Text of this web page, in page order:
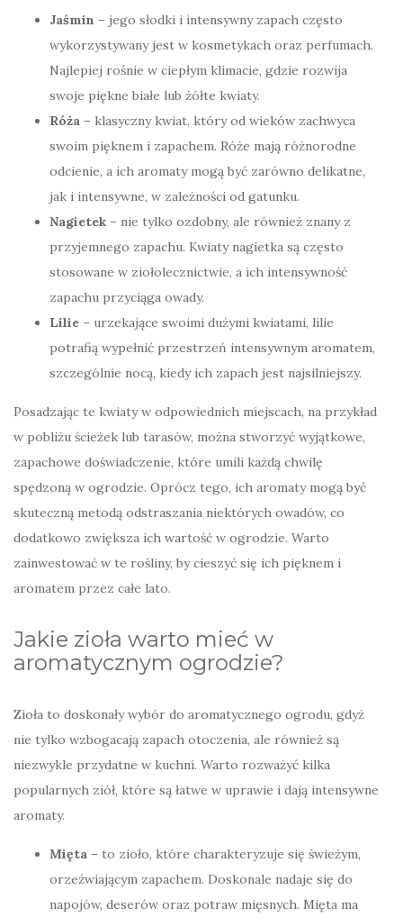
Jaśmin – jego słodki i intensywny zapach często
wykorzystywany jest w kosmetykach oraz perfumach.
Najlepiej rośnie w ciepłym klimacie, gdzie rozwija
swoje piękne białe lub żółte kwiaty.
Róża – klasyczny kwiat, który od wieków zachwyca
swoim pięknem i zapachem. Róże mają różnorodne
odcienie, a ich aromaty mogą być zarówno delikatne,
jak i intensywne, w zależności od gatunku.
Nagietek – nie tylko ozdobny, ale również znany z
przyjemnego zapachu. Kwiaty nagietka są często
stosowane w ziołolecznictwie, a ich intensywność
zapachu przyciąga owady.
Lilie – urzekające swoimi dużymi kwiatami, lilie
potrafią wypełnić przestrzeń intensywnym aromatem,
szczególnie nocą, kiedy ich zapach jest najsilniejszy.
Posadzając te kwiaty w odpowiednich miejscach, na przykład
w pobliżu ścieżek lub tarasów, można stworzyć wyjątkowe,
zapachowe doświadczenie, które umili każdą chwilę
spędzoną w ogrodzie. Oprócz tego, ich aromaty mogą być
skuteczną metodą odstraszania niektórych owadów, co
dodatkowo zwiększa ich wartość w ogrodzie. Warto
zainwestować w te rośliny, by cieszyć się ich pięknem i
aromatem przez całe lato.
Jakie zioła warto mieć w
aromatycznym ogrodzie?
Zioła to doskonały wybór do aromatycznego ogrodu, gdyż
nie tylko wzbogacają zapach otoczenia, ale również są
niezwykle przydatne w kuchni. Warto rozważyć kilka
popularnych ziół, które są łatwe w uprawie i dają intensywne
aromaty.
Mięta – to zioło, które charakteryzuje się świeżym,
orzeźwiającym zapachem. Doskonale nadaje się do
napojów, deserów oraz potraw mięsnych. Mięta ma